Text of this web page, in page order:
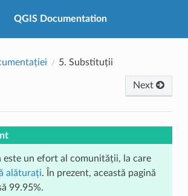
QGIS Documentation
5. Substituții
Next
este un efort al comunității, la care
alăturați. În prezent, această pagină
99.95%.